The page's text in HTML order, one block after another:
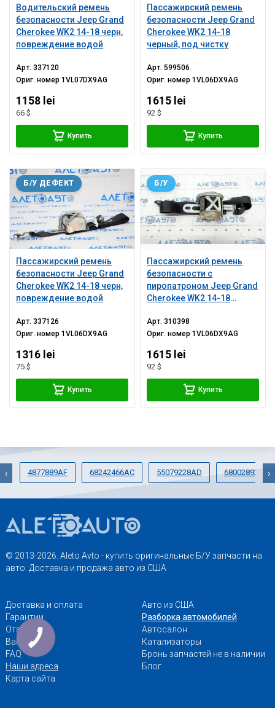
Водительский ремень
безопасности Jeep Grand
Cherokee WK2 14-18 черн,
повреждение водой
Арт.337120
Ориг. номер1VL07DX9AG
1158 lei
66 $
Купить
Пассажирский ремень
безопасности Jeep Grand
Cherokee WK2 14-18
черный, под чистку
Арт.599506
Ориг. номер1VL06DX9AG
1615 lei
92 $
Купить
Пассажирский ремень
безопасности Jeep Grand
Cherokee WK2 14-18 черн,
повреждение водой
Б/У ДЕФЕКТ
Арт.337126
Ориг. номер1VL06DX9AG
1316 lei
75 $
Купить
Пассажирский ремень
безопасности с
пиропатроном Jeep Grand
Cherokee WK2 14-18
Б/У
Арт.310398
Ориг. номер1VL06DX9AG
1615 lei
92 $
Купить
4877889AF 68242466AC 55079228AD 68002893AA
‹ ›
© 2013-2026. Aleto Avto - купить оригинальные Б/У запчасти на
авто. Доставка и продажа авто из США
Доставка и оплата
Гарантии
Отзывы
Вакансии
FAQ
Наши адреса
Карта сайта
Авто из США
Разборка автомобилей
Автосалон
Катализаторы
Бронь запчастей не в наличии
Блог